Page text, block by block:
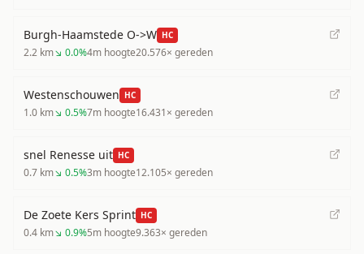
Burgh-Haamstede O->W HC
2.2 km↘ 0.0%4m hoogte20.576× gereden
Westenschouwen HC
1.0 km↘ 0.5%7m hoogte16.431× gereden
snel Renesse uit HC
0.7 km↘ 0.5%3m hoogte12.105× gereden
De Zoete Kers Sprint HC
0.4 km↘ 0.9%5m hoogte9.363× gereden